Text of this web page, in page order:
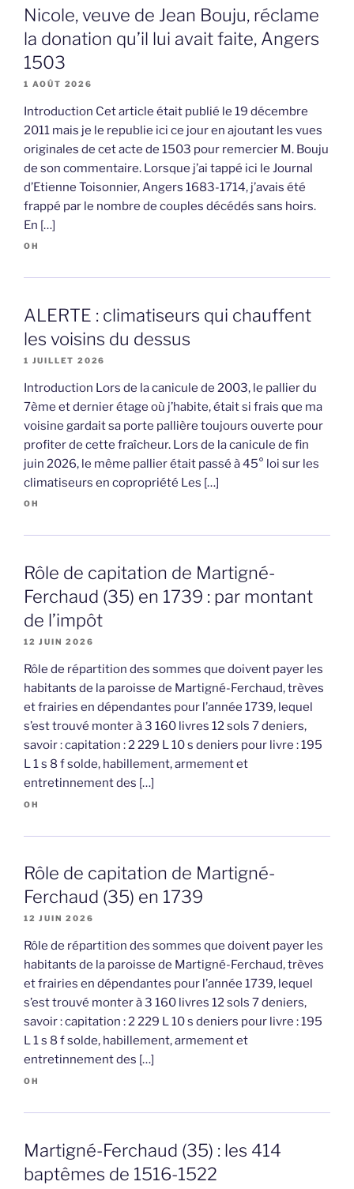
Nicole, veuve de Jean Bouju, réclame
la donation qu’il lui avait faite, Angers
1503
1 AOÛT 2026
Introduction Cet article était publié le 19 décembre
2011 mais je le republie ici ce jour en ajoutant les vues
originales de cet acte de 1503 pour remercier M. Bouju
de son commentaire. Lorsque j’ai tappé ici le Journal
d’Etienne Toisonnier, Angers 1683-1714, j’avais été
frappé par le nombre de couples décédés sans hoirs.
En […]
OH
ALERTE : climatiseurs qui chauffent
les voisins du dessus
1 JUILLET 2026
Introduction Lors de la canicule de 2003, le pallier du
7ème et dernier étage où j’habite, était si frais que ma
voisine gardait sa porte pallière toujours ouverte pour
profiter de cette fraîcheur. Lors de la canicule de fin
juin 2026, le même pallier était passé à 45° loi sur les
climatiseurs en copropriété Les […]
OH
Rôle de capitation de Martigné-
Ferchaud (35) en 1739 : par montant
de l’impôt
12 JUIN 2026
Rôle de répartition des sommes que doivent payer les
habitants de la paroisse de Martigné-Ferchaud, trèves
et frairies en dépendantes pour l’année 1739, lequel
s’est trouvé monter à 3 160 livres 12 sols 7 deniers,
savoir : capitation : 2 229 L 10 s deniers pour livre : 195
L 1 s 8 f solde, habillement, armement et
entretinnement des […]
OH
Rôle de capitation de Martigné-
Ferchaud (35) en 1739
12 JUIN 2026
Rôle de répartition des sommes que doivent payer les
habitants de la paroisse de Martigné-Ferchaud, trèves
et frairies en dépendantes pour l’année 1739, lequel
s’est trouvé monter à 3 160 livres 12 sols 7 deniers,
savoir : capitation : 2 229 L 10 s deniers pour livre : 195
L 1 s 8 f solde, habillement, armement et
entretinnement des […]
OH
Martigné-Ferchaud (35) : les 414
baptêmes de 1516-1522